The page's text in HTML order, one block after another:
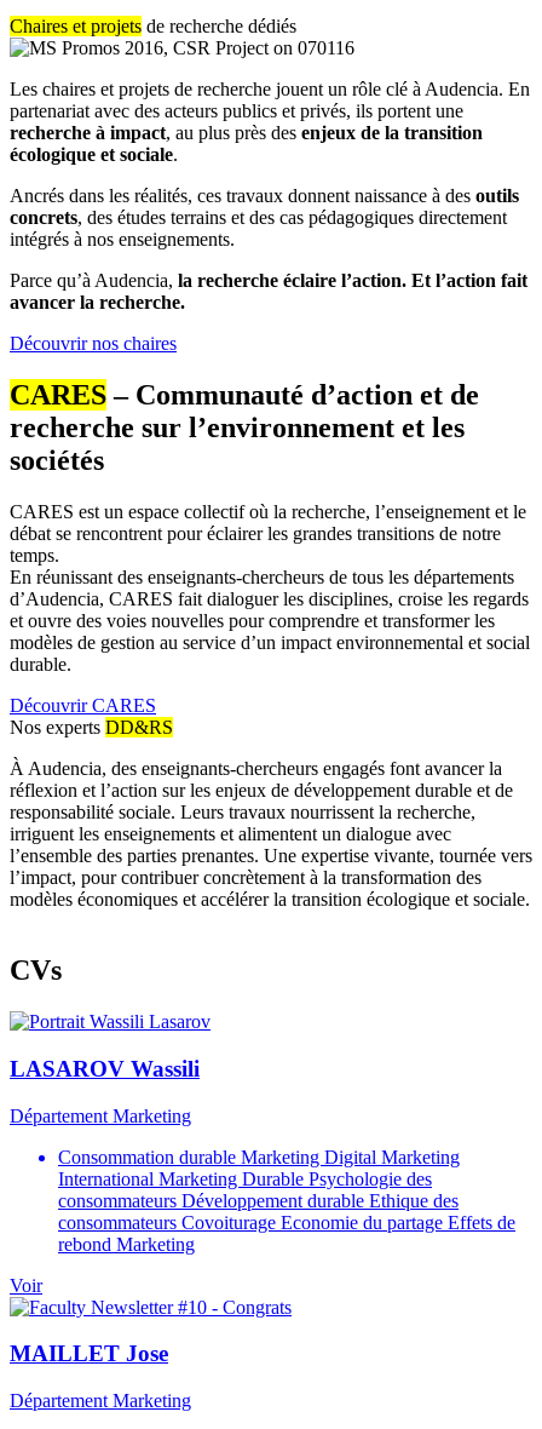
Chaires et projets de recherche dédiés
Les chaires et projets de recherche jouent un rôle clé à Audencia. En
partenariat avec des acteurs publics et privés, ils portent une
recherche à impact, au plus près des enjeux de la transition
écologique et sociale.
Ancrés dans les réalités, ces travaux donnent naissance à des outils
concrets, des études terrains et des cas pédagogiques directement
intégrés à nos enseignements.
Parce qu’à Audencia, la recherche éclaire l’action. Et l’action fait
avancer la recherche.
Découvrir nos chaires
CARES– Communauté d’action et de
recherche sur l’environnement et les
sociétés
CARES est un espace collectif où la recherche, l’enseignement et le
débat se rencontrent pour éclairer les grandes transitions de notre
temps.
En réunissant des enseignants-chercheurs de tous les départements
d’Audencia, CARES fait dialoguer les disciplines, croise les regards
et ouvre des voies nouvelles pour comprendre et transformer les
modèles de gestion au service d’un impact environnemental et social
durable.
Découvrir CARES
Nos experts DD&RS
À Audencia, des enseignants-chercheurs engagés font avancer la
réflexion et l’action sur les enjeux de développement durable et de
responsabilité sociale. Leurs travaux nourrissent la recherche,
irriguent les enseignements et alimentent un dialogue avec
l’ensemble des parties prenantes. Une expertise vivante, tournée vers
l’impact, pour contribuer concrètement à la transformation des
modèles économiques et accélérer la transition écologique et sociale.
CVs
photo_cv
LASAROV Wassili
Département
Département Marketing
Consommation durable Marketing Digital Marketing
International Marketing Durable Psychologie des
consommateurs Développement durable Ethique des
consommateurs Covoiturage Economie du partage Effets de
rebond Marketing
Voir
photo_cv
MAILLET Jose
Département
Département Marketing